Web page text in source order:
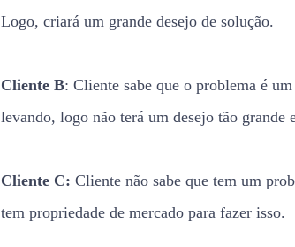
Logo, criará um grande desejo de solução.
Cliente B: Cliente sabe que o problema é
levando, logo não terá um desejo tão grande
Cliente C: Cliente não sabe que tem um
tem propriedade de mercado para fazer isso.